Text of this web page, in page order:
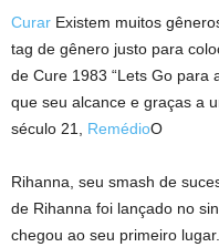
Curar Existem muitos
tag de gênero justo para
de Cure 1983 “Lets Go para
que seu alcance e graças a
século 21, RemédioO
Rihanna, seu smash de
de Rihanna foi lançado no
chegou ao seu primeiro lugar.